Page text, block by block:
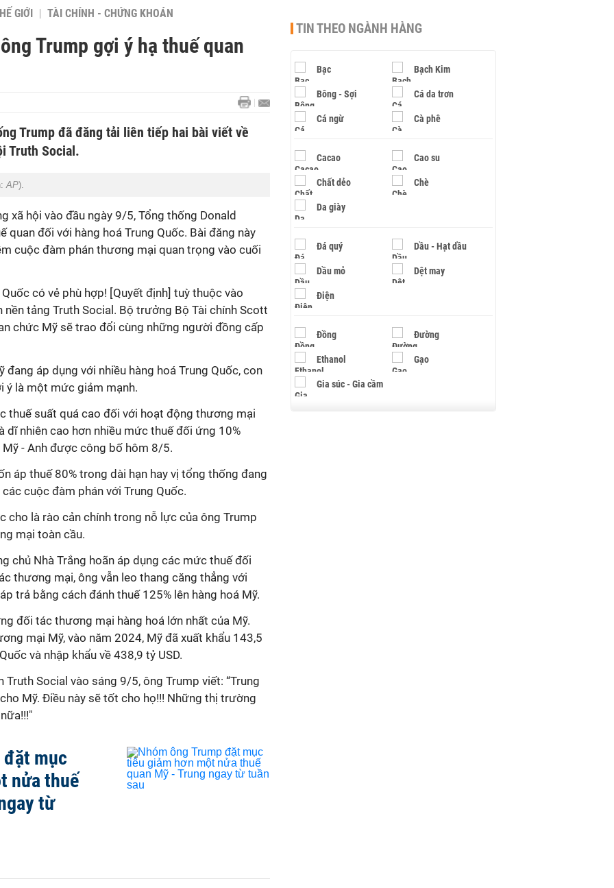
GIỚI TÀI CHÍNH - CHỨNG KHOÁN
Trump gợi ý hạ thuế quan
Trump đã đăng tải liên tiếp hai bài viết về
Truth Social.
AP).
xã hội vào đầu ngày 9/5, Tổng thống Donald
quan đối với hàng hoá Trung Quốc. Bài đăng này
cuộc đàm phán thương mại quan trọng vào cuối
có vẻ phù hợp! [Quyết định] tuỳ thuộc vào
nền tảng Truth Social. Bộ trưởng Bộ Tài chính Scott
chức Mỹ sẽ trao đổi cùng những người đồng cấp
đang áp dụng với nhiều hàng hoá Trung Quốc, con
ý là một mức giảm mạnh.
thuế suất quá cao đối với hoạt động thương mại
dĩ nhiên cao hơn nhiều mức thuế đối ứng 10%
- Anh được công bố hôm 8/5.
áp thuế 80% trong dài hạn hay vị tổng thống đang
cuộc đàm phán với Trung Quốc.
cho là rào cản chính trong nỗ lực của ông Trump
mại toàn cầu.
chủ Nhà Trắng hoãn áp dụng các mức thuế đối
thương mại, ông vẫn leo thang căng thẳng với
trả bằng cách đánh thuế 125% lên hàng hoá Mỹ.
đối tác thương mại hàng hoá lớn nhất của Mỹ.
mại Mỹ, vào năm 2024, Mỹ đã xuất khẩu 143,5
và nhập khẩu về 438,9 tỷ USD.
Social vào sáng 9/5, ông Trump viết: “Trung
Mỹ. Điều này sẽ tốt cho họ!!! Những thị trường
đặt mục
nửa thuế
từ
TIN THEO NGÀNH HÀNG
Bạc Bạch Kim
Bông - Sợi Cá da trơn
Cá ngừ Cà phê
Cacao Cao su
Chất dẻo Chè
Da giày
Đá quý Dầu - Hạt dầu
Dầu mỏ Dệt may
Điện
Đồng Đường
Ethanol Gạo
Gia súc - Gia cầm